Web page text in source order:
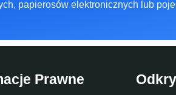
papierosów elektronicznych lub
Prawne